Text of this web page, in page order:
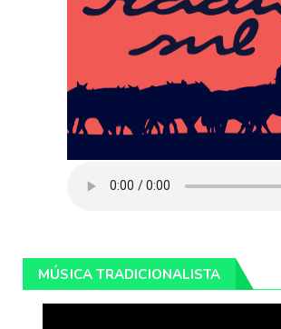
MÚSICA TRADICIONALISTA